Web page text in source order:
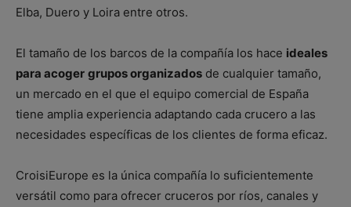
Elba, Duero y Loira entre otros.
El tamaño de los barcos de la compañía los hace ideales
para acoger grupos organizados de cualquier tamaño,
un mercado en el que el equipo comercial de España
tiene amplia experiencia adaptando cada crucero a las
necesidades específicas de los clientes de forma eficaz.
CroisiEurope es la única compañía lo suficientemente
versátil como para ofrecer cruceros por ríos, canales y